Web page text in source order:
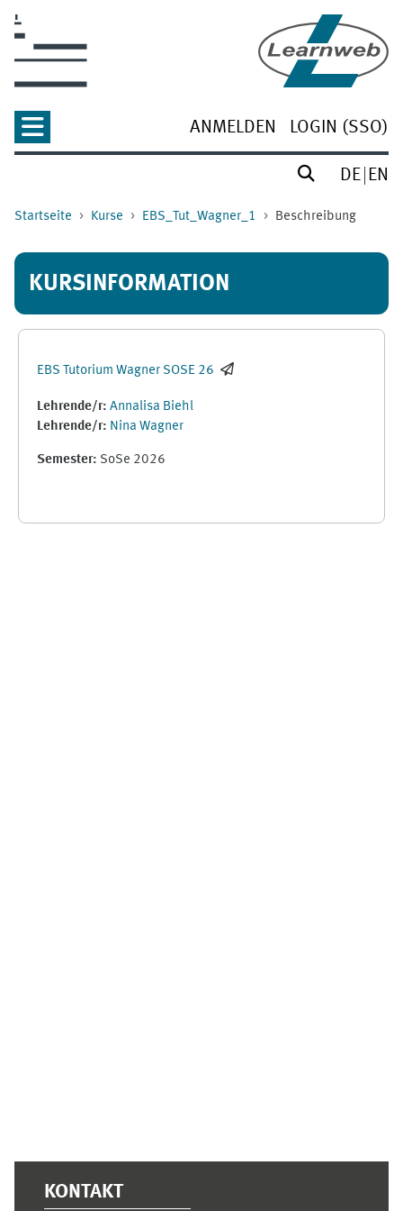
ANMELDEN LOGIN (SSO)
DE EN
Startseite Kurse EBS_Tut_Wagner_1 Beschreibung
KURSINFORMATION
EBS Tutorium Wagner SOSE 26
Lehrende/r: Annalisa Biehl
Lehrende/r: Nina Wagner
Semester: SoSe 2026
KONTAKT